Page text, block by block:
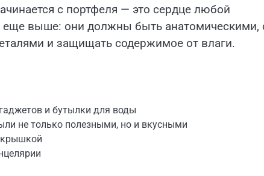
с портфеля — это сердце любой
еще выше: они должны быть анатомическими,
и защищать содержимое от влаги.
и бутылки для воды
не только полезными, но и вкусными